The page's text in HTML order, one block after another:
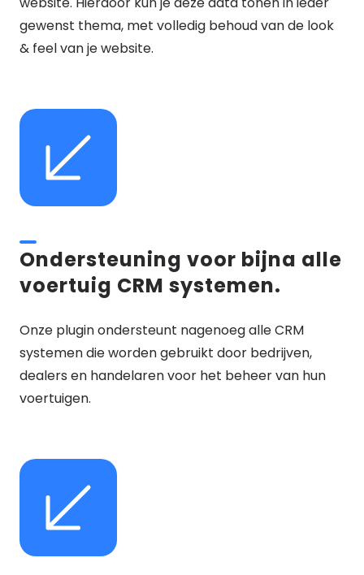
gewenst thema, met volledig behoud van de look
& feel van je website.
Ondersteuning voor bijna alle
voertuig CRM systemen.
Onze plugin ondersteunt nagenoeg alle CRM
systemen die worden gebruikt door bedrijven,
dealers en handelaren voor het beheer van hun
voertuigen.